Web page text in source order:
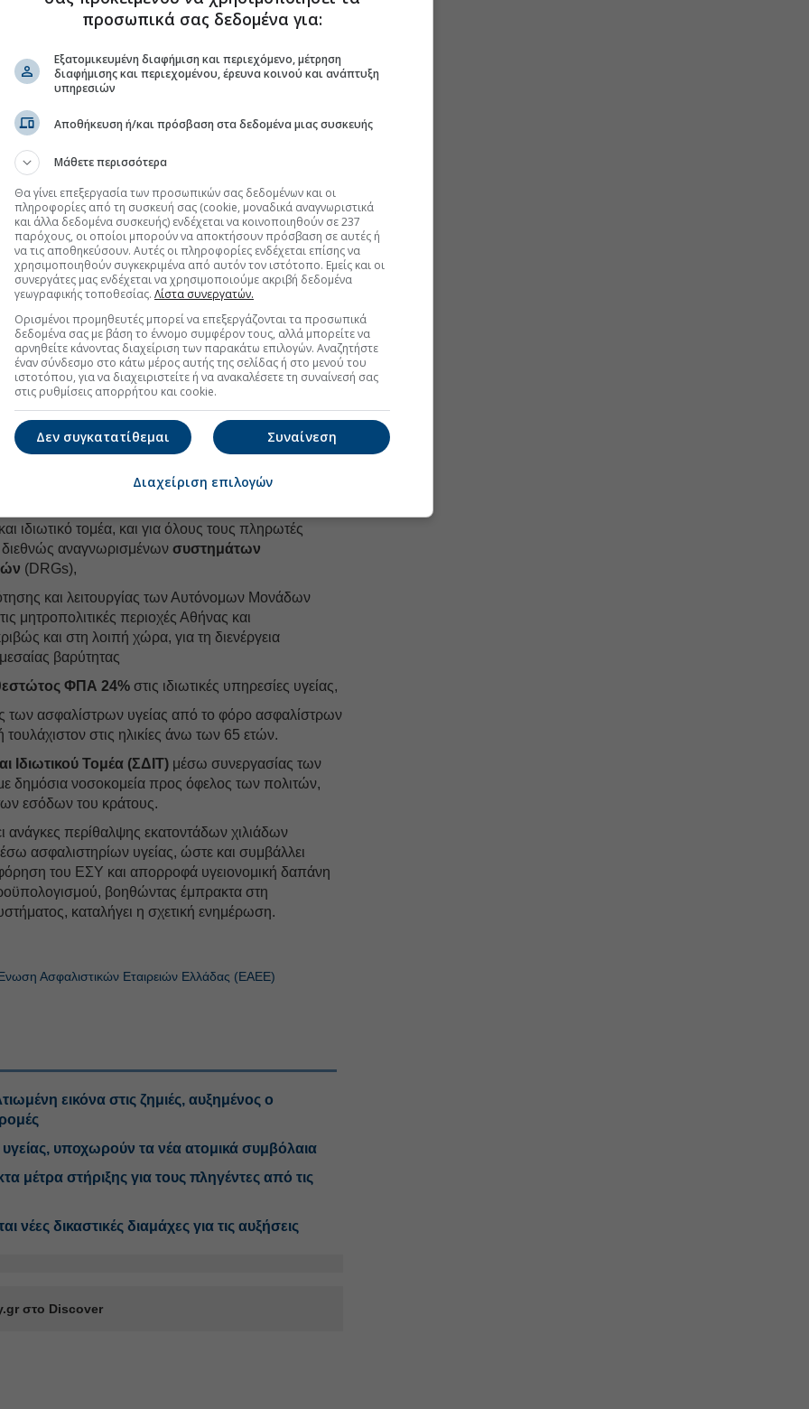
στοGoogle Discover!
εξελίξεις με την υπογραφη εγκυρότητας του Euro2day.gr
FOLLOW US
Ακολουθήστε τη σελίδα του
εντονότερη λόγω συγκεκριμένων
υγείας. Ουψηλός βαθμός συγκέντρωσης στους
στις νοσοκομειακές υπηρεσίες, σε συνδυασμό με
συστήματος τιμολόγησης, ενισχύουν τις
στην Ελλάδα συγκαταλέγονται στις
σε ορισμένες ιατρικές επεμβάσεις να είναι
κόστους των Ηνωμένων Πολιτειών, ενώ
24% .
αγορά καταβάλλει κάθε χρόνο
το 1 δισ. ευρώ για υπηρεσίες υγείας. Περίπου το
σε φόρους και λοιπές επιβαρύνσεις
αγοράς για τον
ιδιωτικό τομέα, και για όλους τους πληρωτές
αναγνωρισμένωνσυστημάτων
(DRGs),
και λειτουργίας των Αυτόνομων Μονάδων
μητροπολιτικές περιοχές Αθήνας και
και στη λοιπή χώρα, για τη διενέργεια
βαρύτητας
ΦΠΑ 24% στις ιδιωτικές υπηρεσίες υγείας,
των ασφαλίστρων υγείας από το φόρο ασφαλίστρων
τουλάχιστον στις ηλικίες άνω των 65 ετών.
Ιδιωτικού Τομέα (ΣΔΙΤ) μέσω συνεργασίας των
δημόσια νοσοκομεία προς όφελος των πολιτών,
εσόδων του κράτους.
ανάγκες περίθαλψης εκατοντάδων χιλιάδων
ασφαλιστηρίων υγείας, ώστε και συμβάλλει
του ΕΣΥ και απορροφά υγειονομική δαπάνη
βοηθώντας έμπρακτα στη
καταλήγει η σχετική ενημέρωση.
Ασφαλιστικών Εταιρειών Ελλάδας (ΕΑΕΕ)
εικόνα στις ζημιές, αυξημένος ο
υποχωρούν τα νέα ατομικά συμβόλαια
μέτρα στήριξης για τους πληγέντες από τις
νέες δικαστικές διαμάχες για τις αυξήσεις
στο Discover
προσωπικά σας δεδομένα για:
Εξατομικευμένη διαφήμιση και περιεχόμενο, μέτρηση
διαφήμισης και περιεχομένου, έρευνα κοινού και ανάπτυξη
υπηρεσιών
Αποθήκευση ή/και πρόσβαση στα δεδομένα μιας συσκευής
Μάθετε περισσότερα
Θα γίνει επεξεργασία των προσωπικών σας δεδομένων και οι
πληροφορίες από τη συσκευή σας (cookie, μοναδικά αναγνωριστικά
και άλλα δεδομένα συσκευής) ενδέχεται να κοινοποιηθούν σε 237
παρόχους, οι οποίοι μπορούν να αποκτήσουν πρόσβαση σε αυτές ή
να τις αποθηκεύσουν. Αυτές οι πληροφορίες ενδέχεται επίσης να
χρησιμοποιηθούν συγκεκριμένα από αυτόν τον ιστότοπο. Εμείς και οι
συνεργάτες μας ενδέχεται να χρησιμοποιούμε ακριβή δεδομένα
γεωγραφικής τοποθεσίας. Λίστα συνεργατών.
Ορισμένοι προμηθευτές μπορεί να επεξεργάζονται τα προσωπικά
δεδομένα σας με βάση το έννομο συμφέρον τους, αλλά μπορείτε να
αρνηθείτε κάνοντας διαχείριση των παρακάτω επιλογών. Αναζητήστε
έναν σύνδεσμο στο κάτω μέρος αυτής της σελίδας ή στο μενού του
ιστοτόπου, για να διαχειριστείτε ή να ανακαλέσετε τη συναίνεσή σας
στις ρυθμίσεις απορρήτου και cookie.
Συναίνεση
Δεν συγκατατίθεμαι
Διαχείριση επιλογών